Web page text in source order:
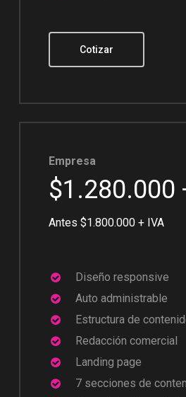
Cotizar
Empresa
$1.280.000
Antes $1.800.000 + IVA
Diseño responsive
Auto administrable
Estructura de
Redacción comercial
Landing page
7 secciones de